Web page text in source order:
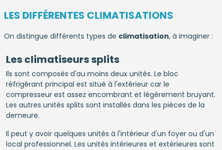
LES DIFFÉRENTES CLIMATISATIONS
On distingue différents types de climatisation, à imaginer :
Les climatiseurs splits
Ils sont composés d'au moins deux unités. Le bloc
réfrigérant principal est situé à l'extérieur car le
compresseur est assez encombrant et légèrement bruyant.
Les autres unités splits sont installés dans les pièces de la
demeure.
Il peut y avoir quelques unités à l'intérieur d'un foyer ou d'un
local professionnel. Les unités intérieures et extérieures sont